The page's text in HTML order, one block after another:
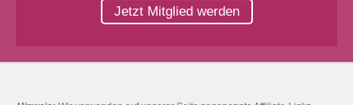
Jetzt Mitglied werden